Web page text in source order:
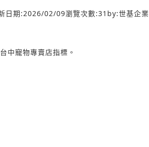
日期:2026/02/09瀏覽次數:31 by:世基企業
中寵物專賣店指標。